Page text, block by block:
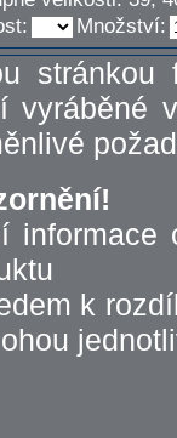
Množství:
vyráběné
informace
k